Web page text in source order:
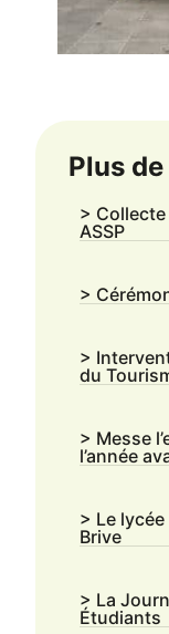
Plus
>
ASSP
>
>
du
> Messe
l’année
> Le
Brive
> La
Étudiants